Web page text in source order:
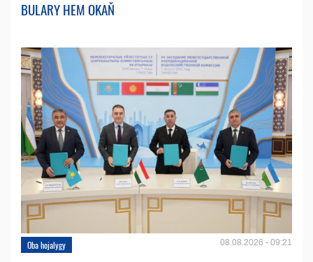
BULARY HEM OKAŇ
Oba hojalygy 08.08.2026 - 09:21